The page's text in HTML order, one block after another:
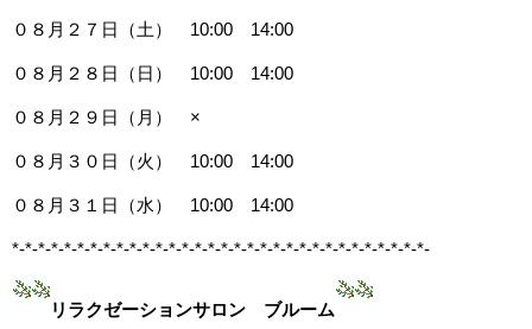
０８月２７日（土） 10:00 14:00
０８月２８日（日） 10:00 14:00
０８月２９日（月） ×
０８月３０日（火） 10:00 14:00
０８月３１日（水） 10:00 14:00
*-*-*-*-*-*-*-*-*-*-*-*-*-*-*-*-*-*-*-*-*-*-*-*-*-*-*-*-*-*-*-*-
リラクゼーションサロン ブルーム